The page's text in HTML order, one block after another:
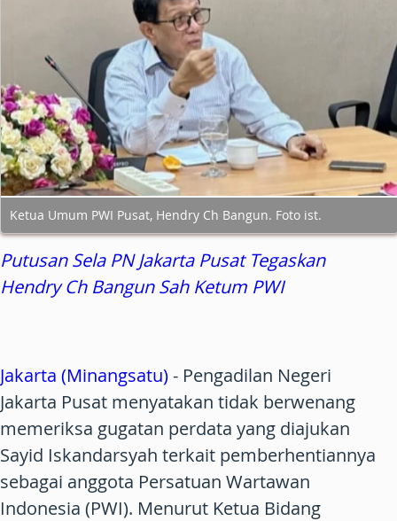
Ketua Umum PWI Pusat, Hendry Ch Bangun. Foto ist.
Putusan Sela PN Jakarta Pusat Tegaskan
Hendry Ch Bangun Sah Ketum PWI
Jakarta (Minangsatu)- Pengadilan Negeri
Jakarta Pusat menyatakan tidak berwenang
memeriksa gugatan perdata yang diajukan
Sayid Iskandarsyah terkait pemberhentiannya
sebagai anggota Persatuan Wartawan
Indonesia (PWI). Menurut Ketua Bidang